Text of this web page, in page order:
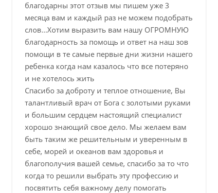
благодарны этот отзыв мы пишем уже 3
месяца вам и каждый раз не можем подобрать
слов...Хотим выразить вам нашу ОГРОМНУЮ
благодарность за помощь и ответ на наш зов
помощи в те самые первые дни жизни нашего
ребенка когда нам казалось что все потеряно
и не хотелось жить
Спасибо за доброту и теплое отношение, Вы
талантливый врач от Бога с золотыми руками
и большим сердцем настоящий специалист
хорошо знающий свое дело. Мы желаем вам
быть таким же решительным и уверенным в
себе, морей и океанов вам здоровья и
благополучия вашей семье, спасибо за то что
когда то решили выбрать эту профессию и
посвятить себя важному делу помогать